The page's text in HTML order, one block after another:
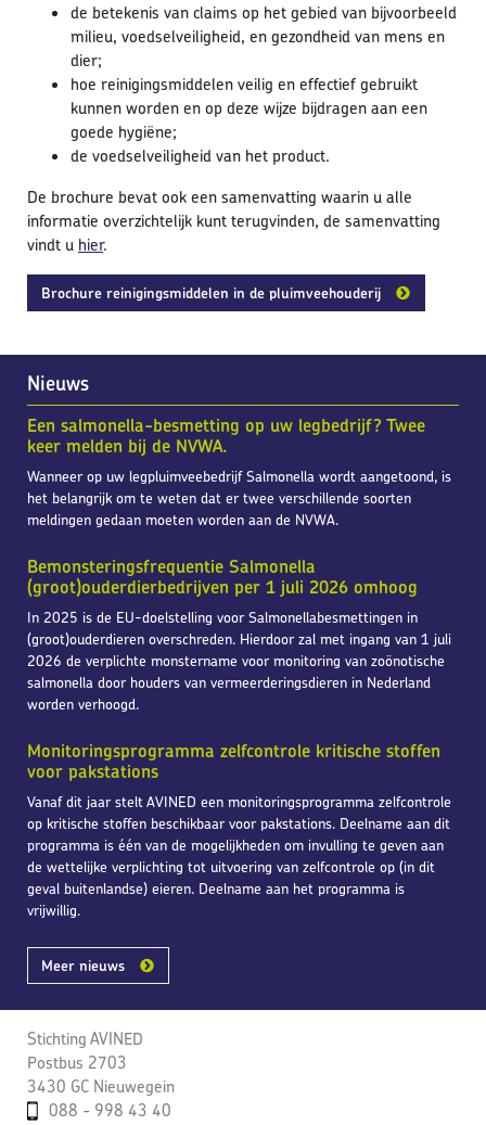
Nieuws
Een salmonella-besmetting op uw legbedrijf? Twee
keer melden bij de NVWA.
Wanneer op uw legpluimveebedrijf Salmonella wordt aangetoond, is
het belangrijk om te weten dat er twee verschillende soorten
meldingen gedaan moeten worden aan de NVWA.
Bemonsteringsfrequentie Salmonella
(groot)ouderdierbedrijven per 1 juli 2026 omhoog
In 2025 is de EU-doelstelling voor Salmonellabesmettingen in
(groot)ouderdieren overschreden. Hierdoor zal met ingang van 1 juli
2026 de verplichte monstername voor monitoring van zoönotische
salmonella door houders van vermeerderingsdieren in Nederland
worden verhoogd.
Monitoringsprogramma zelfcontrole kritische stoffen
voor pakstations
Vanaf dit jaar stelt AVINED een monitoringsprogramma zelfcontrole
op kritische stoffen beschikbaar voor pakstations. Deelname aan dit
programma is één van de mogelijkheden om invulling te geven aan
de wettelijke verplichting tot uitvoering van zelfcontrole op (in dit
geval buitenlandse) eieren. Deelname aan het programma is
vrijwillig.
Meer nieuws
Stichting AVINED
Postbus 2703
3430 GC Nieuwegein
088 - 998 43 40
de betekenis van claims op het gebied van bijvoorbeeld
milieu, voedselveiligheid, en gezondheid van mens en
dier;
hoe reinigingsmiddelen veilig en effectief gebruikt
kunnen worden en op deze wijze bijdragen aan een
goede hygiëne;
de voedselveiligheid van het product.
De brochure bevat ook een samenvatting waarin u alle
informatie overzichtelijk kunt terugvinden, de samenvatting
vindt u hier.
Brochure reinigingsmiddelen in de pluimveehouderij